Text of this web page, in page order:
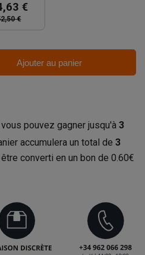
€
€
Ajouter au panier
pouvez gagner jusqu'à 3
accumulera un total de 3
converti en un bon de 0.60€